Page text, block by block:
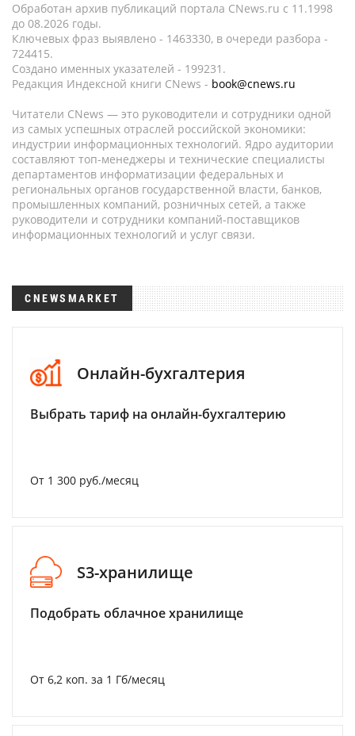
Обработан архив публикаций портала CNews.ru c 11.1998
до 08.2026 годы.
Ключевых фраз выявлено - 1463330, в очереди разбора -
724415.
Создано именных указателей - 199231.
Редакция Индексной книги CNews - book@cnews.ru
Читатели CNews — это руководители и сотрудники одной
из самых успешных отраслей российской экономики:
индустрии информационных технологий. Ядро аудитории
составляют топ-менеджеры и технические специалисты
департаментов информатизации федеральных и
региональных органов государственной власти, банков,
промышленных компаний, розничных сетей, а также
руководители и сотрудники компаний-поставщиков
информационных технологий и услуг связи.
CNEWSMARKET
Онлайн-бухгалтерия
Выбрать тариф на онлайн-бухгалтерию
От 1 300 руб./месяц
S3-хранилище
Подобрать облачное хранилище
От 6,2 коп. за 1 Гб/месяц